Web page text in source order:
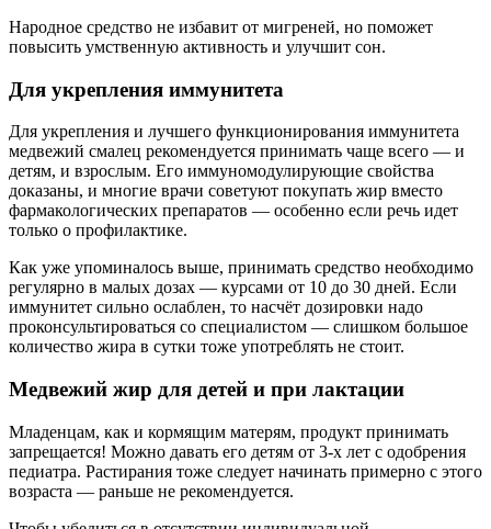
Народное средство не избавит от мигреней, но поможет
повысить умственную активность и улучшит сон.
Для укрепления иммунитета
Для укрепления и лучшего функционирования иммунитета
медвежий смалец рекомендуется принимать чаще всего — и
детям, и взрослым. Его иммуномодулирующие свойства
доказаны, и многие врачи советуют покупать жир вместо
фармакологических препаратов — особенно если речь идет
только о профилактике.
Как уже упоминалось выше, принимать средство необходимо
регулярно в малых дозах — курсами от 10 до 30 дней. Если
иммунитет сильно ослаблен, то насчёт дозировки надо
проконсультироваться со специалистом — слишком большое
количество жира в сутки тоже употреблять не стоит.
Медвежий жир для детей и при лактации
Младенцам, как и кормящим матерям, продукт принимать
запрещается! Можно давать его детям от 3-х лет с одобрения
педиатра. Растирания тоже следует начинать примерно с этого
возраста — раньше не рекомендуется.